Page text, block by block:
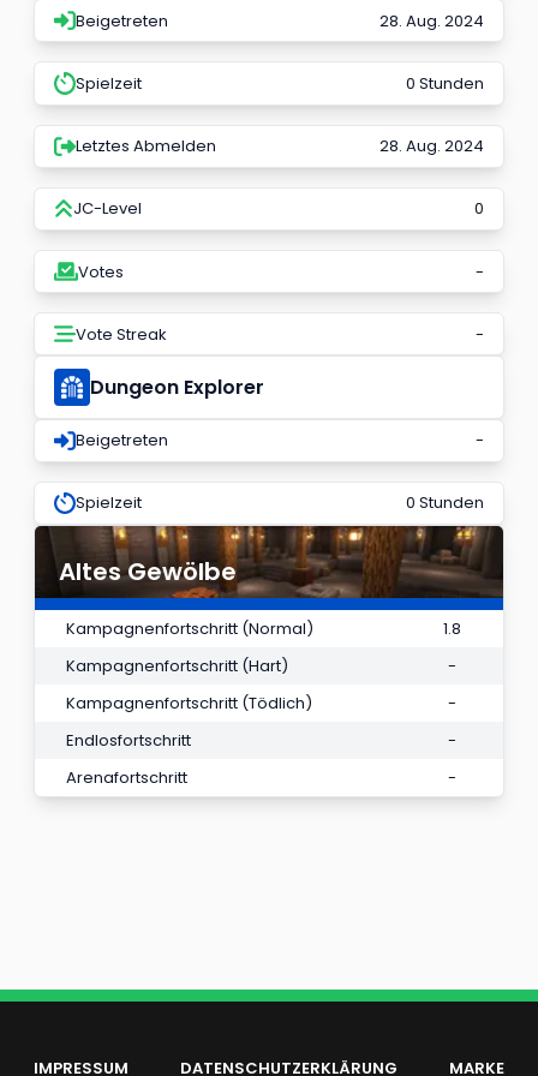
Beigetreten 28. Aug. 2024
Spielzeit 0 Stunden
Letztes Abmelden 28. Aug. 2024
JC-Level 0
Votes -
Vote Streak -
Dungeon Explorer
Beigetreten -
Spielzeit 0 Stunden
Altes Gewölbe
Kampagnenfortschritt (Normal)
1.8
Kampagnenfortschritt (Hart)
-
Kampagnenfortschritt (Tödlich)
-
Endlosfortschritt
-
Arenafortschritt
-
IMPRESSUM DATENSCHUTZERKLÄRUNG MARKE